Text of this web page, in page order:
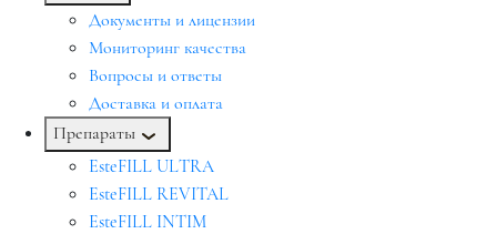
Документы и лицензии
Мониторинг качества
Вопросы и ответы
Доставка и оплата
Препараты
EsteFILL ULTRA
EsteFILL REVITAL
EsteFILL INTIM